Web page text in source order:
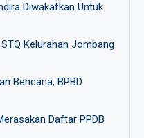
Diwakafkan Untuk
Kelurahan Jombang
Bencana, BPBD
Daftar PPDB